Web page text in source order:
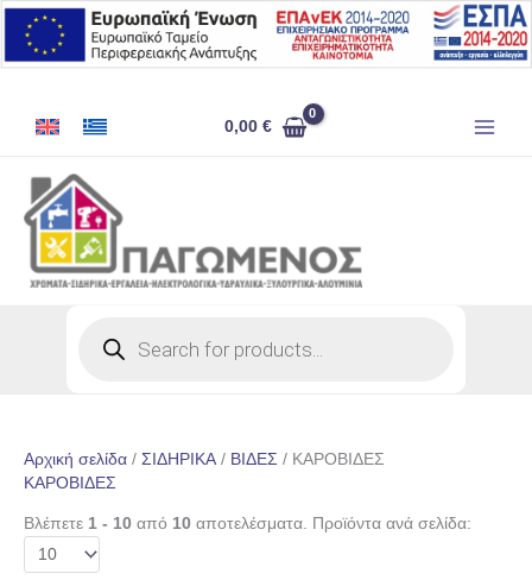
Μετάβαση
στο
περιεχόμενο
0,00€
Αρχική σελίδα / ΣΙΔΗΡΙΚΑ/ ΒΙΔΕΣ / ΚΑΡΟΒΙΔΕΣ
ΚΑΡΟΒΙΔΕΣ
Βλέπετε 1 - 10 από 10 αποτελέσματα. Προϊόντα ανά σελίδα: